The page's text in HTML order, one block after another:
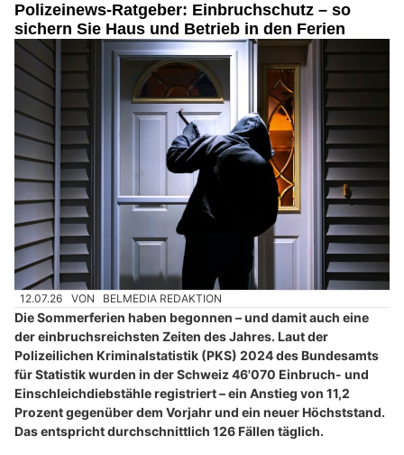
Polizeinews-Ratgeber: Einbruchschutz – so
sichern Sie Haus und Betrieb in den Ferien
12.07.26 VON BELMEDIA REDAKTION
Die Sommerferien haben begonnen – und damit auch eine
der einbruchsreichsten Zeiten des Jahres. Laut der
Polizeilichen Kriminalstatistik (PKS) 2024 des Bundesamts
für Statistik wurden in der Schweiz 46'070 Einbruch- und
Einschleichdiebstähle registriert – ein Anstieg von 11,2
Prozent gegenüber dem Vorjahr und ein neuer Höchststand.
Das entspricht durchschnittlich 126 Fällen täglich.